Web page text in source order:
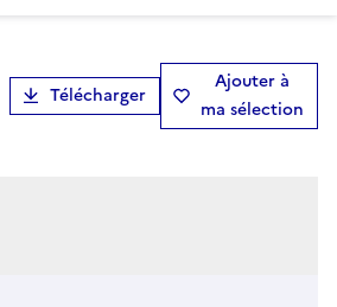
Télécharger
Ajouter à
ma sélection